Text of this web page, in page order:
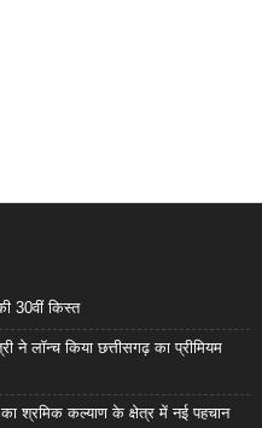
30वीं किस्त
लॉन्च किया छत्तीसगढ़ का प्रीमियम
श्रमिक कल्याण के क्षेत्र में नई पहचान